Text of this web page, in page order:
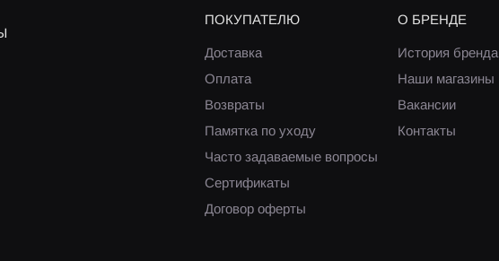
ПОКУПАТЕЛЮ
Доставка
Оплата
Возвраты
Памятка по уходу
Часто задаваемые вопросы
Сертификаты
Договор оферты
О БРЕНДЕ
История бренда
Наши магазины
Вакансии
Контакты